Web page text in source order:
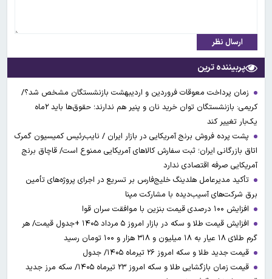
ارسال نظر
پربیننده ترین
زمان پرداخت معوقات فروردین و اردیبهشت بازنشستگان مشخص شد؟/
کریمی: بازنشستگان توان خرید نان و پنیر هم ندارند؛ حقوق‌ها باید ۲ماه
یک‌بار تغییر کند
پشت پرده فروش برنج آمریکایی در بازار ایران / نایب‌رئیس کمیسیون گمرک
اتاق بازرگانی ایران؛ ثبت سفارش کالاهای آمریکایی ممنوع است/ قاچاق برنج
آمریکایی صرفه اقتصادی ندارد
تأکید مدیرعامل هلدینگ خلیج‌فارس بر تسریع در اجرای پروژه‌های تأمین
برق شرکت‌های آسیب‌دیده با مشارکت مپنا
افزایش ۱۰۰ درصدی قیمت بنزین با موافقت سران قوا
افزایش قیمت طلا و سکه در بازار امروز ۵ مرداد ۱۴۰۵ +جدول قیمت/ هر
گرم طلای ۱۸ عیار به ۱۸ میلیون و ۳۱۸ هزار و ۱۰۰ تومان رسید
قیمت جدید طلا و سکه امروز ۲۶ تیرماه ۱۴۰۵/ جدول
قیمت زمان بازگشایی طلا و سکه امروز ۲۳ تیرماه ۱۴۰۵/ سکه مرز جدید